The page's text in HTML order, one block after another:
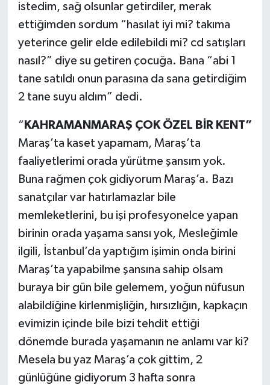
istedim, sağ olsunlar getirdiler, merak
ettiğimden sordum “hasılat iyi mi? takıma
yeterince gelir elde edilebildi mi? cd satışları
nasıl?” diye su getiren çocuğa. Bana “abi 1
tane satıldı onun parasına da sana getirdiğim
2 tane suyu aldım” dedi.
“ KAHRAMANMARAŞ ÇOK ÖZEL BİR KENT”
Maraş’ta kaset yapamam, Maraş’ta
faaliyetlerimi orada yürütme şansım yok.
Buna rağmen çok gidiyorum Maraş’a. Bazı
sanatçılar var hatırlamazlar bile
memleketlerini, bu işi profesyonelce yapan
birinin orada yaşama sansı yok, Mesleğimle
ilgili, İstanbul’da yaptığım işimin onda birini
Maraş’ta yapabilme şansına sahip olsam
buraya bir gün bile gelemem, yoğun nüfusun
alabildiğine kirlenmişliğin, hırsızlığın, kapkaçın
evimizin içinde bile bizi tehdit ettiği
dönemde burada yaşamanın ne anlamı var ki?
Mesela bu yaz Maraş’a çok gittim, 2
günlüğüne gidiyorum 3 hafta sonra